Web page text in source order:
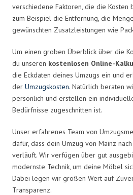
verschiedene Faktoren, die die Kosten
zum Beispiel die Entfernung, die
gewünschten Zusatzleistungen wie
Um einen groben Überblick über die
du unseren kostenlosen Online-
die Eckdaten deines Umzugs ein und
der Umzugskosten. Natürlich beraten
persönlich und erstellen ein
Bedürfnisse zugeschnitten ist.
Unser erfahrenes Team von
dafür, dass dein Umzug von Mainz
verläuft. Wir verfügen über gut
modernste Technik, um deine Möbel
Dabei legen wir großen Wert auf
Transparenz.